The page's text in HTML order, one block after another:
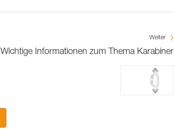
Weiter
Wichtige Informationen zum Thema Karabiner